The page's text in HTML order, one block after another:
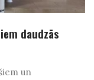
daudzās
un